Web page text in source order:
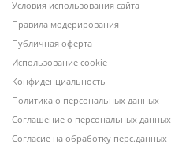
Условия использования сайта
Правила модерирования
Публичная оферта
Использование cookie
Конфиденциальность
Политика о персональных данных
Соглашение о персональных данных
Согласие на обработку перс.данных